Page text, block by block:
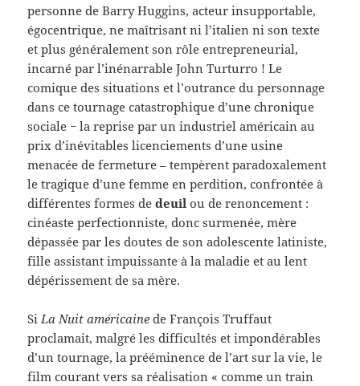
personne de Barry Huggins, acteur insupportable,
égocentrique, ne maîtrisant ni l’italien ni son texte
et plus généralement son rôle entrepreneurial,
incarné par l’inénarrable John Turturro ! Le
comique des situations et l’outrance du personnage
dans ce tournage catastrophique d’une chronique
sociale − la reprise par un industriel américain au
prix d’inévitables licenciements d’une usine
menacée de fermeture – tempèrent paradoxalement
le tragique d’une femme en perdition, confrontée à
différentes formes dedeuil ou de renoncement :
cinéaste perfectionniste, donc surmenée, mère
dépassée par les doutes de son adolescente latiniste,
fille assistant impuissante à la maladie et au lent
dépérissement de sa mère.
Si La Nuit américaine de François Truffaut
proclamait, malgré les difficultés et impondérables
d’un tournage, la prééminence de l’art sur la vie, le
film courant vers sa réalisation « comme un train